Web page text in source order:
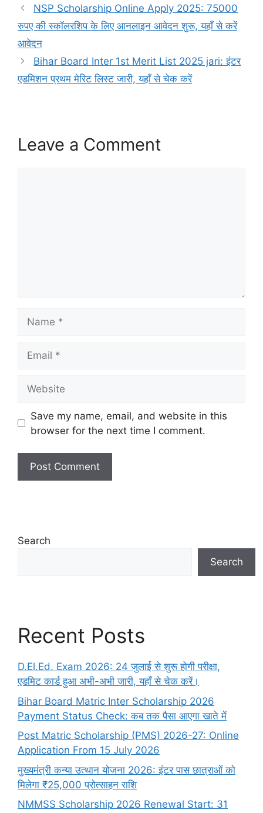
NSP Scholarship Online Apply 2025: 75000
रुपए की स्कॉलरशिप के लिए आनलाइन आवेदन शुरू, यहाँ से करें
आवेदन
Bihar Board Inter 1st Merit List 2025 jari: इंटर
एडमिशन प्रथम मेरिट लिस्ट जारी, यहाँ से चेक करें
Leave a Comment
Save my name, email, and website in this
browser for the next time I comment.
Search
Search
Recent Posts
D.El.Ed. Exam 2026: 24 जुलाई से शुरू होगी परीक्षा,
एडमिट कार्ड हुआ अभी-अभी जारी, यहाँ से चेक करें।
Bihar Board Matric Inter Scholarship 2026
Payment Status Check: कब तक पैसा आएगा खाते में
Post Matric Scholarship (PMS) 2026-27: Online
Application From 15 July 2026
मुख्यमंत्री कन्या उत्थान योजना 2026: इंटर पास छात्राओं को
मिलेगा ₹25,000 प्रोत्साहन राशि
NMMSS Scholarship 2026 Renewal Start: 31